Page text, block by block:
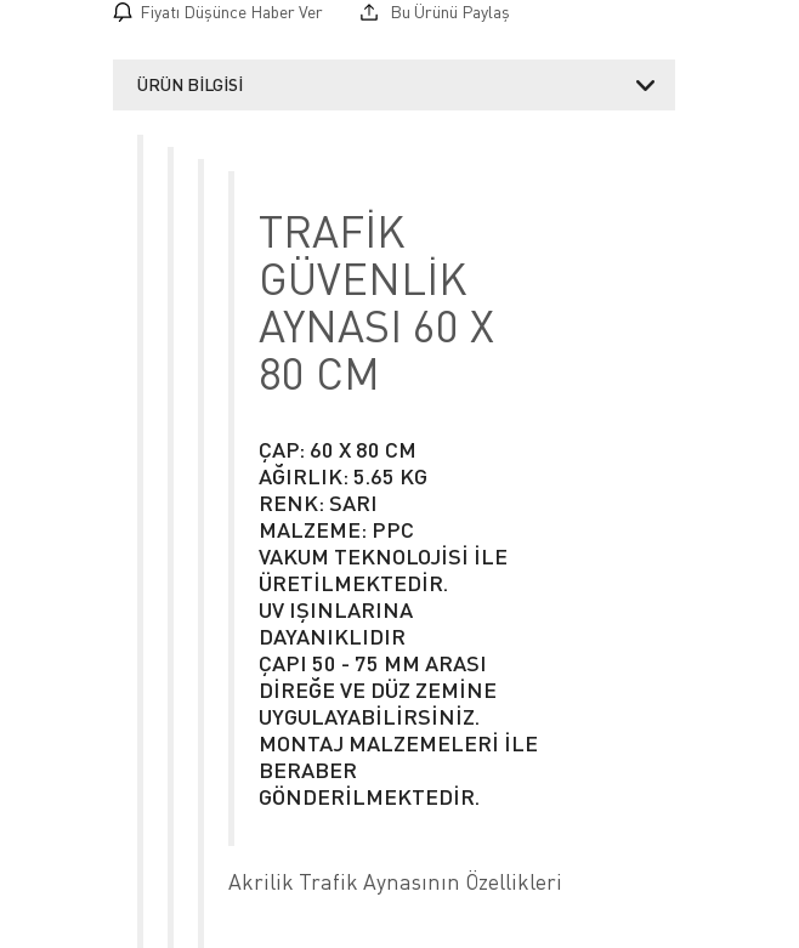
Fiyatı Düşünce Haber Ver Bu Ürünü Paylaş
ÜRÜN BILGISI
TRAFİK
GÜVENLİK
AYNASI 60 X
80 CM
ÇAP: 60 X 80 CM
AĞIRLIK: 5.65 KG
RENK: SARI
MALZEME: PPC
VAKUM TEKNOLOJİSİ İLE
ÜRETİLMEKTEDİR.
UV IŞINLARINA
DAYANIKLIDIR
ÇAPI 50 - 75 MM ARASI
DİREĞE VE DÜZ ZEMİNE
UYGULAYABİLİRSİNİZ.
MONTAJ MALZEMELERİ İLE
BERABER
GÖNDERİLMEKTEDİR.
Akrilik Trafik Aynasının Özellikleri